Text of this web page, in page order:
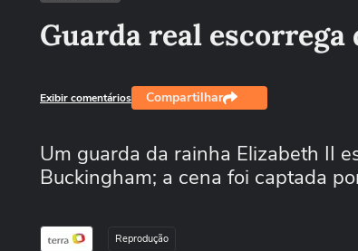
Guarda real
Exibir comentários Compartilhar
Um guarda da rainha Elizabeth II
Buckingham; a cena foi captada
Reprodução